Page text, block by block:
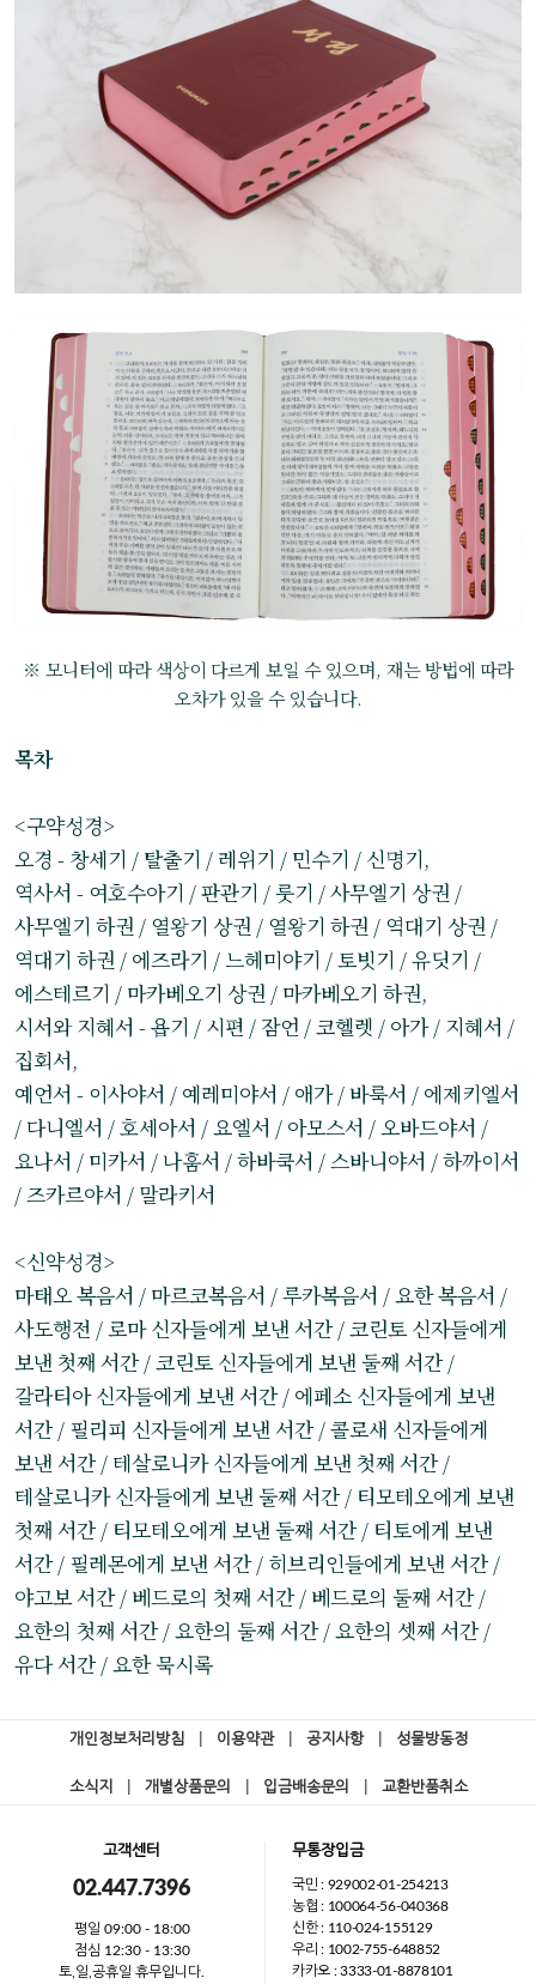
※ 모니터에 따라 색상이 다르게 보일 수 있으며, 재는 방법에 따라
오차가 있을 수 있습니다.
목차
<구약성경>
오경 - 창세기 / 탈출기 / 레위기 / 민수기 / 신명기,
역사서 - 여호수아기 / 판관기 / 룻기 / 사무엘기 상권 /
사무엘기 하권 / 열왕기 상권 / 열왕기 하권 / 역대기 상권 /
역대기 하권 / 에즈라기 / 느헤미야기 / 토빗기 / 유딧기 /
에스테르기 / 마카베오기 상권 / 마카베오기 하권,
시서와 지혜서 - 욥기 / 시편 / 잠언 / 코헬렛 / 아가 / 지혜서 /
집회서,
예언서 - 이사야서 / 예레미야서 / 애가 / 바룩서 / 에제키엘서
/ 다니엘서 / 호세아서 / 요엘서 / 아모스서 / 오바드야서 /
요나서 / 미카서 / 나훔서 / 하바쿡서 / 스바니야서 / 하까이서
/ 즈카르야서 / 말라키서
<신약성경>
마태오 복음서 / 마르코복음서 / 루카복음서 / 요한 복음서 /
사도행전 / 로마 신자들에게 보낸 서간 / 코린토 신자들에게
보낸 첫째 서간 / 코린토 신자들에게 보낸 둘째 서간 /
갈라티아 신자들에게 보낸 서간 / 에페소 신자들에게 보낸
서간 / 필리피 신자들에게 보낸 서간 / 콜로새 신자들에게
보낸 서간 / 테살로니카 신자들에게 보낸 첫째 서간 /
테살로니카 신자들에게 보낸 둘째 서간 / 티모테오에게 보낸
첫째 서간 / 티모테오에게 보낸 둘째 서간 / 티토에게 보낸
서간 / 필레몬에게 보낸 서간 / 히브리인들에게 보낸 서간 /
야고보 서간 / 베드로의 첫째 서간 / 베드로의 둘째 서간 /
요한의 첫째 서간 / 요한의 둘째 서간 / 요한의 셋째 서간 /
유다 서간 / 요한 묵시록
개인정보처리방침 이용약관 공지사항 성물방동정
소식지 개별상품문의 입금배송문의 교환반품취소
고객센터
02.447.7396
평일 09:00 - 18:00
점심 12:30 - 13:30
토,일,공휴일 휴무입니다.
무통장입금
국민 : 929002-01-254213
농협 : 100064-56-040368
신한 : 110-024-155129
우리 : 1002-755-648852
카카오 : 3333-01-8878101